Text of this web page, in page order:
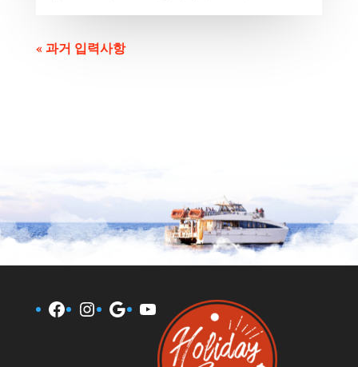
« 과거 입력사항
Facebook
Instagram
GoogleYouTube